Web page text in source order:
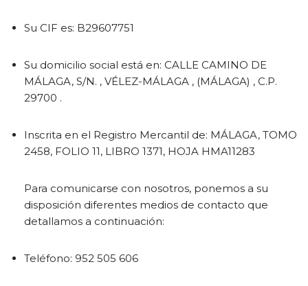
Su CIF es: B29607751
Su domicilio social está en: CALLE CAMINO DE
MÁLAGA, S/N. , VÉLEZ-MÁLAGA , (MÁLAGA) , C.P.
29700 .
Inscrita en el Registro Mercantil de: MÁLAGA, TOMO
2458, FOLIO 11, LIBRO 1371, HOJA HMA11283
Para comunicarse con nosotros, ponemos a su
disposición diferentes medios de contacto que
detallamos a continuación:
Teléfono: 952 505 606